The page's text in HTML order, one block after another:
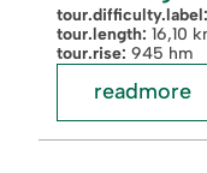
tour.difficulty.label:
tour.length: 16,10
tour.rise: 945 hm
readmore
readmore: